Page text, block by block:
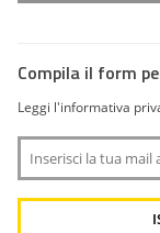
Compila il form
Leggi l'informativa